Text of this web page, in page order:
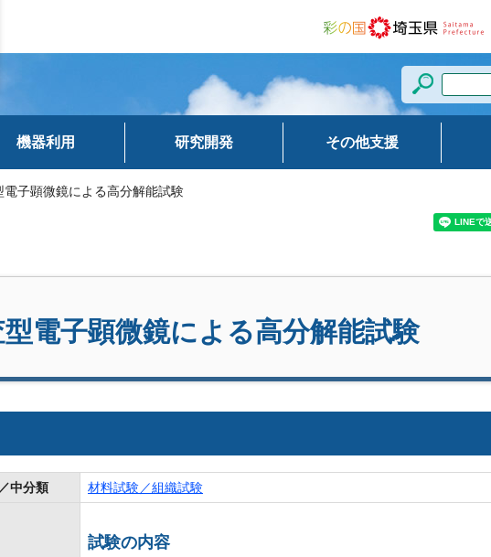
機器利用 研究開発 その他支援
子顕微鏡による高分解能試験
電子顕微鏡による高分解能試験
中分類 材料試験／組織試験
試験の内容